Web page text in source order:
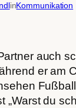
inKommunikation
auch
er am
„Warst du